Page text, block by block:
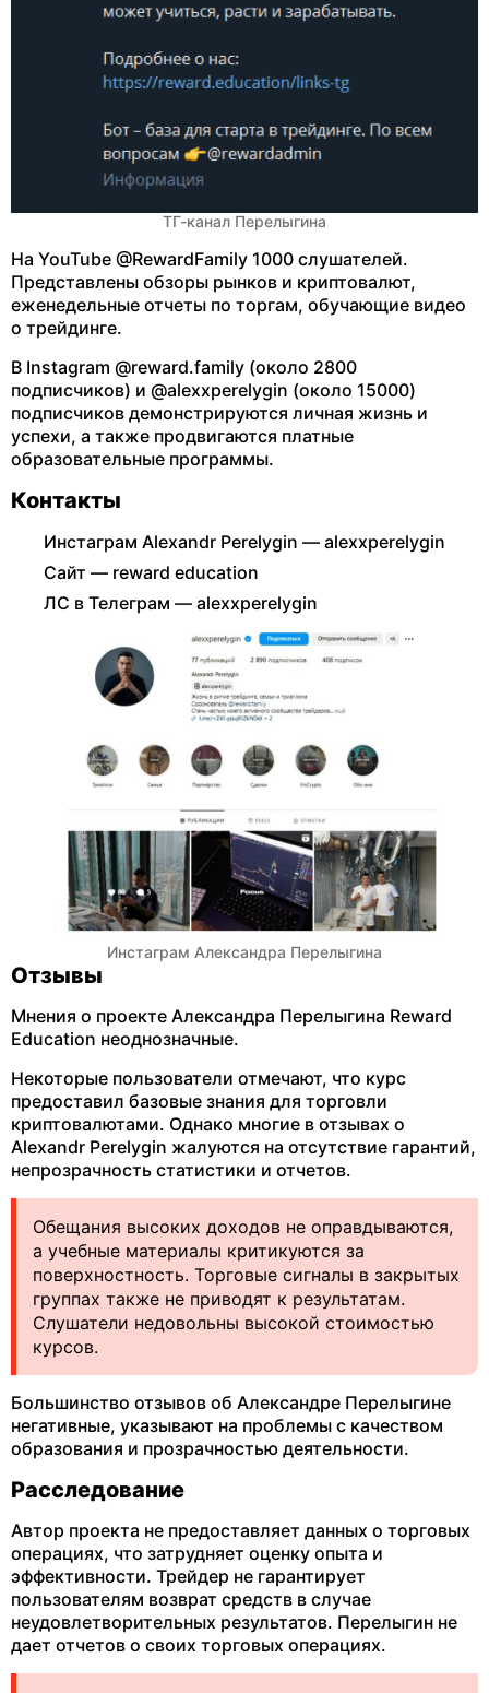
ТГ-канал Перелыгина
На YouTube @RewardFamily 1000 слушателей.
Представлены обзоры рынков и криптовалют,
еженедельные отчеты по торгам, обучающие видео
о трейдинге.
В Instagram @reward.family (около 2800
подписчиков) и @alexxperelygin (около 15000)
подписчиков демонстрируются личная жизнь и
успехи, а также продвигаются платные
образовательные программы.
Контакты
Инстаграм Alexandr Perelygin — alexxperelygin
Сайт — reward education
ЛС в Телеграм — alexxperelygin
Инстаграм Александра Перелыгина
Отзывы
Мнения о проекте Александра Перелыгина Reward
Education неоднозначные.
Некоторые пользователи отмечают, что курс
предоставил базовые знания для торговли
криптовалютами. Однако многие в отзывах о
Alexandr Perelygin жалуются на отсутствие гарантий,
непрозрачность статистики и отчетов.
Обещания высоких доходов не оправдываются,
а учебные материалы критикуются за
поверхностность. Торговые сигналы в закрытых
группах также не приводят к результатам.
Слушатели недовольны высокой стоимостью
курсов.
Большинство отзывов об Александре Перелыгине
негативные, указывают на проблемы с качеством
образования и прозрачностью деятельности.
Расследование
Автор проекта не предоставляет данных о торговых
операциях, что затрудняет оценку опыта и
эффективности. Трейдер не гарантирует
пользователям возврат средств в случае
неудовлетворительных результатов. Перелыгин не
дает отчетов о своих торговых операциях.